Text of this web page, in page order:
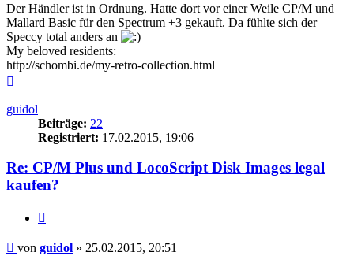
Der Händler ist in Ordnung. Hatte dort vor einer Weile CP/M und
Mallard Basic für den Spectrum +3 gekauft. Da fühlte sich der
Speccy total anders an
My beloved residents:
http://schombi.de/my-retro-collection.html
guidol
Beiträge: 22
Registriert: 17.02.2015, 19:06
Re: CP/M Plus und LocoScript Disk Images legal
kaufen?
Beitrag
von guidol » 25.02.2015, 20:51